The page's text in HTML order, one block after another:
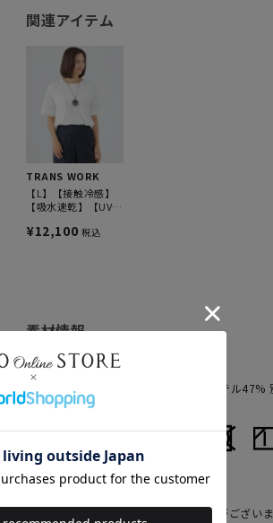
関連アイテム
TRANS WORK
【L】【接触冷感】
【吸水速乾】【UV対
ル】ポンチコンビプ
¥12,100 税込
素材情報
原産国
中国製
素材
本体 綿53% ポリエステル
洗濯表示
表示について
商品情報は、カラーにより異なる場合がございま